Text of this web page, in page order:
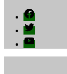
Facebook
Twitter
YouTube